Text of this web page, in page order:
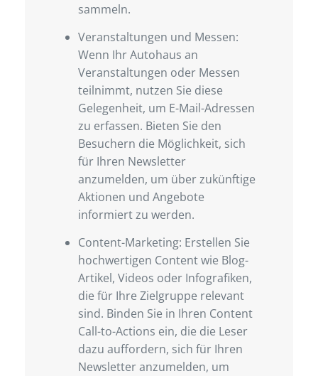
sammeln.
Veranstaltungen und Messen:
Wenn Ihr Autohaus an
Veranstaltungen oder Messen
teilnimmt, nutzen Sie diese
Gelegenheit, um E-Mail-Adressen
zu erfassen. Bieten Sie den
Besuchern die Möglichkeit, sich
für Ihren Newsletter
anzumelden, um über zukünftige
Aktionen und Angebote
informiert zu werden.
Content-Marketing: Erstellen Sie
hochwertigen Content wie Blog-
Artikel, Videos oder Infografiken,
die für Ihre Zielgruppe relevant
sind. Binden Sie in Ihren Content
Call-to-Actions ein, die die Leser
dazu auffordern, sich für Ihren
Newsletter anzumelden, um